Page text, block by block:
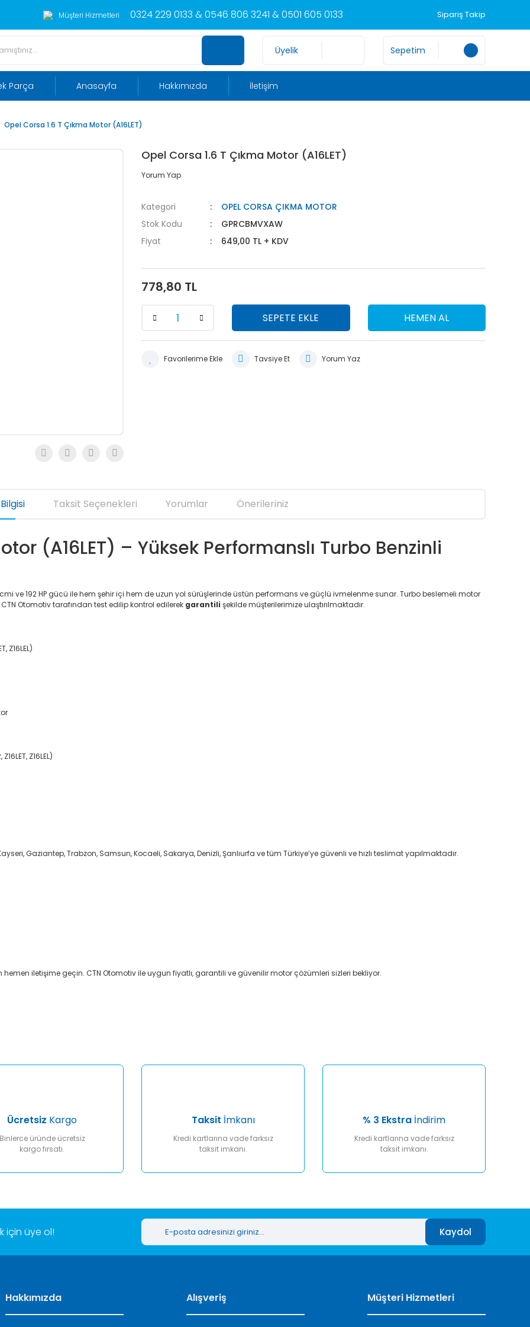
Müşteri Hizmetleri 0324 229 0133 & 0546 806 3241 & 0501 605 0133 Sipariş Takip
Üyelik Sepetim
Parça Anasayfa Hakkımızda İletişim
Opel Corsa 1.6 T Çıkma Motor (A16LET)
Opel Corsa 1.6 T Çıkma Motor (A16LET)
Yorum Yap
Kategori
OPEL CORSA ÇIKMA MOTOR
Stok Kodu
GPRCBMVXAW
Fiyat
649,00 TL + KDV
778,80 TL
SEPETE EKLE HEMEN AL
Tavsiye Et Yorum Yaz
Taksit Seçenekleri Yorumlar Önerileriniz
(A16LET) – Yüksek Performanslı Turbo Benzinli
ve 192 HP gücü ile hem şehir içi hem de uzun yol sürüşlerinde üstün performans ve güçlü ivmelenme sunar. Turbo beslemeli motor
Otomotiv tarafından test edilip kontrol edilerek garantili şekilde müşterilerimize ulaştırılmaktadır.
Z16LEL)
Z16LEL)
Gaziantep, Trabzon, Samsun, Kocaeli, Sakarya, Denizli, Şanlıurfa ve tüm Türkiye’ye güvenli ve hızlı teslimat yapılmaktadır.
hemen iletişime geçin. CTN Otomotiv ile uygun fiyatlı, garantili ve güvenilir motor çözümleri sizleri bekliyor.
Gönder
Ücretsiz Kargo
üründe ücretsiz
kargo fırsatı.
Taksit İmkanı
Kredi kartlarına vade farksız
taksit imkanı.
% 3 Ekstra İndirim
Kredi kartlarına vade farksız
taksit imkanı.
için üye ol! Kaydol
Hakkımızda Alışveriş Müşteri Hizmetleri